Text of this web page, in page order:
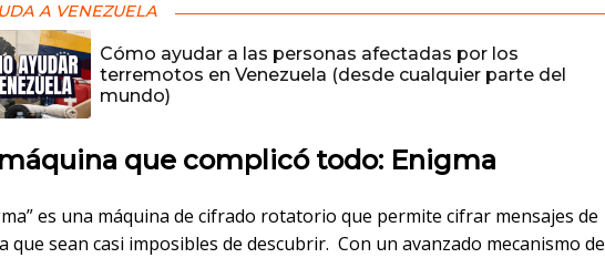
A VENEZUELA
Cómo ayudar a las personas afectadas por los
terremotos en Venezuela (desde cualquier parte del
mundo)
que complicó todo: Enigma
es una máquina de cifrado rotatorio que permite cifrar mensajes de
que sean casi imposibles de descubrir. Con un avanzado mecanismo de